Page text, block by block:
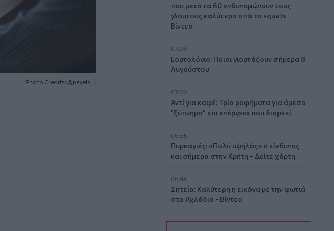
Photo Credits: @pexels
που μετά τα 60 ενδυναμώνουν τους
γλουτούς καλύτερα από τα squats -
Βίντεο
07:06
Εορτολόγιο: Ποιοι γιορτάζουν σήμερα 8
Αυγούστου
07:00
Αντί για καφέ: Τρία ροφήματα για άμεσο
"ξύπνημα" και ενέργεια που διαρκεί
06:55
Πυρκαγιές: «Πολύ υψηλός» ο κίνδυνος
και σήμερα στην Κρήτη - Δείτε χάρτη
06:44
Σητεία: Καλύτερη η εικόνα με την φωτιά
στα Αχλάδια - Βίντεο
06:21